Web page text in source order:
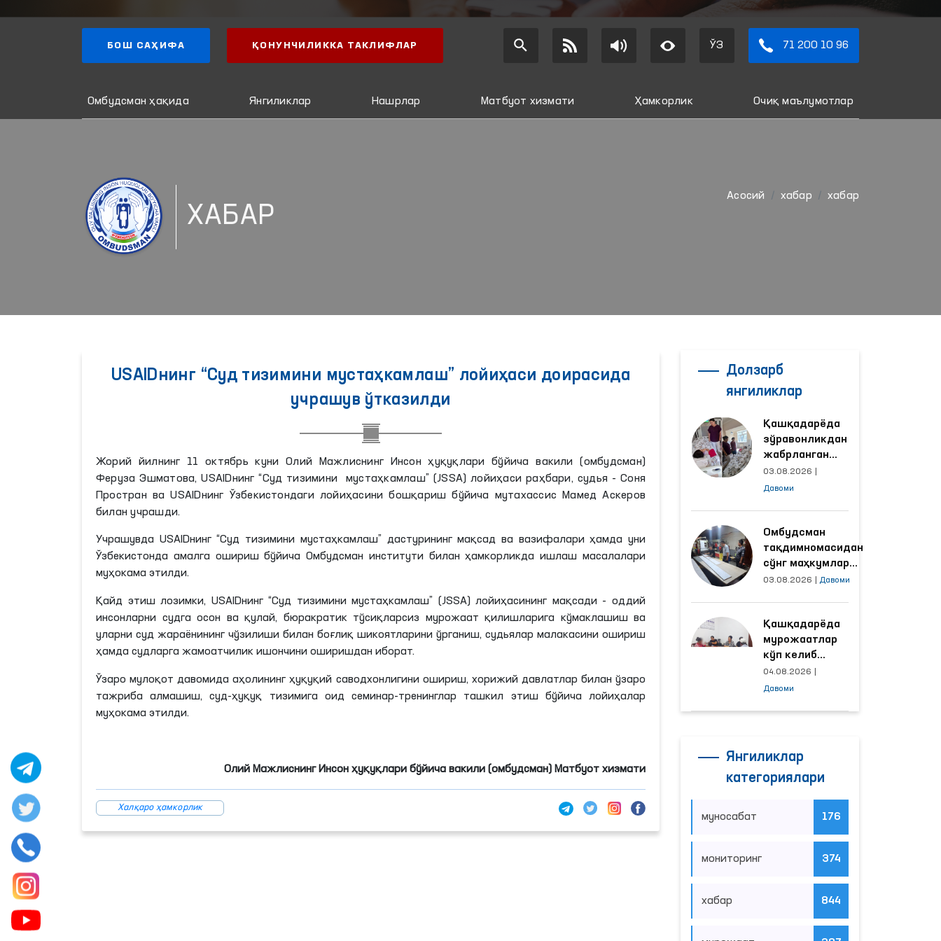
БОШ САҲИФА ҚОНУНЧИЛИККА ТАКЛИФЛАР ЎЗ 71 200 10 96
Омбудсман ҳақида Янгиликлар Нашрлар Матбуот хизмати Ҳамкорлик Очиқ маълумотлар
ХАБАР
Aсосий хабар хабар
USAIDнинг “Суд тизимини мустаҳкамлаш” лойиҳаси доирасида
учрашув ўтказилди
Жорий йилнинг 11 октябрь куни Олий Мажлиснинг Инсон ҳуқуқлари бўйича вакили (омбудсман)
Феруза Эшматова, USAIDнинг “Суд тизимини мустаҳкамлаш” (JSSA) лойиҳаси раҳбари, судья - Соня
Простран ва USAIDнинг Ўзбекистондаги лойиҳасини бошқариш бўйича мутахассис Мамед Аскеров
билан учрашди.
Учрашувда USAIDнинг “Суд тизимини мустаҳкамлаш” дастурининг мақсад ва вазифалари ҳамда уни
Ўзбекистонда амалга ошириш бўйича Омбудсман институти билан ҳамкорликда ишлаш масалалари
муҳокама этилди.
Қайд этиш лозимки, USAIDнинг “Суд тизимини мустаҳкамлаш” (JSSA) лойиҳасининг мақсади - оддий
инсонларни судга осон ва қулай, бюракратик тўсиқларсиз мурожаат қилишларига кўмаклашиш ва
уларни суд жараёнининг чўзилиши билан боғлиқ шикоятларини ўрганиш, судьялар малакасини ошириш
ҳамда судларга жамоатчилик ишончини оширишдан иборат.
Ўзаро мулоқот давомида аҳолининг ҳуқуқий саводхонлигини ошириш, хорижий давлатлар билан ўзаро
тажриба алмашиш, суд-ҳуқуқ тизимига оид семинар-тренинглар ташкил этиш бўйича лойиҳалар
муҳокама этилди.
Олий Мажлиснинг Инсон ҳуқуқлари бўйича вакили (омбудсман) Матбуот хизмати
Халқаро ҳамкорлик
Долзарб
янгиликлар
Қашқадарёда
зўравонликдан
жабрланган
аёлнинг ҳолати
Омбудсман
03.08.2026
Давоми
Омбудсман
тақдимномасидан
сўнг маҳкумлар
меҳнат қилаётган
яхшиланди
03.08.2026 Давоми
Қашқадарёда
мурожаатлар
кўп келиб
тушаётган
ҳудудлар
04.08.2026
Давоми
Янгиликлар
категориялари
муносабат 176
мониторинг 374
хабар 844